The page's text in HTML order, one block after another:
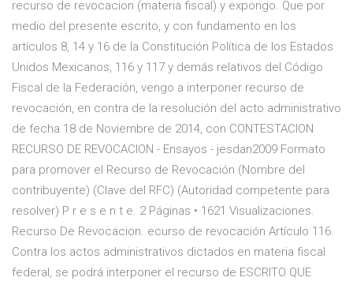
recurso de revocacion (materia fiscal) y expongo. Que por
medio del presente escrito, y con fundamento en los
artículos 8, 14 y 16 de la Constitución Política de los Estados
Unidos Mexicanos, 116 y 117 y demás relativos del Código
Fiscal de la Federación, vengo a interponer recurso de
revocación, en contra de la resolución del acto administrativo
de fecha 18 de Noviembre de 2014, con CONTESTACION
RECURSO DE REVOCACION - Ensayos - jesdan2009 Formato
para promover el Recurso de Revocación (Nombre del
contribuyente) (Clave del RFC) (Autoridad competente para
resolver) P r e s e n t e. 2 Páginas • 1621 Visualizaciones.
Recurso De Revocacion. ecurso de revocación Artículo 116.
Contra los actos administrativos dictados en materia fiscal
federal, se podrá interponer el recurso de ESCRITO QUE